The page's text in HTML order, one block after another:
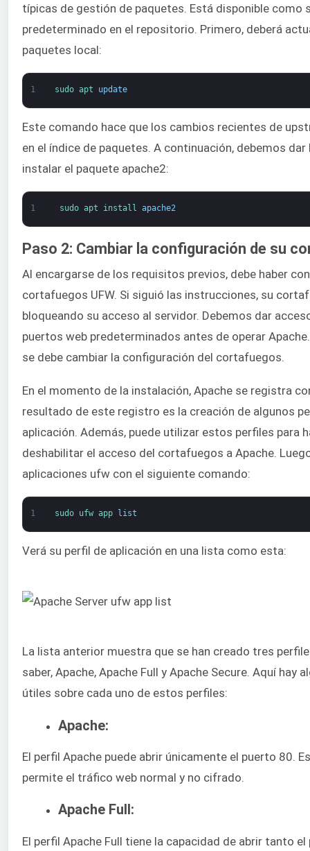
típicas de gestión de paquetes. Está disponible como
predeterminado en el repositorio. Primero, deberá
paquetes local:
1 sudo apt update
Este comando hace que los cambios recientes de
en el índice de paquetes. A continuación, debemos dar
instalar el paquete apache2:
1 sudo apt install apache2
Paso 2: Cambiar la configuración de su
Al encargarse de los requisitos previos, debe haber
cortafuegos UFW. Si siguió las instrucciones, su
bloqueando su acceso al servidor. Debemos dar
puertos web predeterminados antes de operar
se debe cambiar la configuración del cortafuegos.
En el momento de la instalación, Apache se registra
resultado de este registro es la creación de algunos
aplicación. Además, puede utilizar estos perfiles para
deshabilitar el acceso del cortafuegos a Apache.
aplicaciones ufw con el siguiente comando:
1 sudo ufw app list
Verá su perfil de aplicación en una lista como esta:
La lista anterior muestra que se han creado tres
saber, Apache, Apache Full y Apache Secure. Aquí hay
útiles sobre cada uno de estos perfiles:
Apache:
El perfil Apache puede abrir únicamente el puerto 80.
permite el tráfico web normal y no cifrado.
Apache Full:
El perfil Apache Full tiene la capacidad de abrir tanto